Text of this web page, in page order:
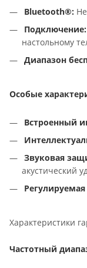
Bluetooth®:
Подключение:
настольному
Диапазон
Особые
Встроенный
Звуковая
акустический
Характеристики
Частотный